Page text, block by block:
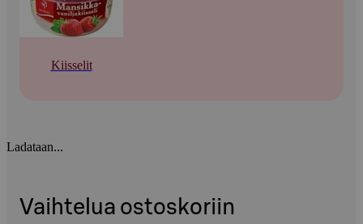
Kiisselit
Ladataan...
Vaihtelua ostoskoriin